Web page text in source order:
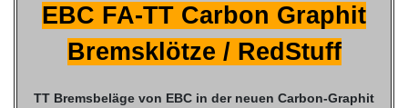
EBC FA-TT Carbon Graphit
Bremsklötze / RedStuff
TT Bremsbeläge von EBC in der neuen Carbon-Graphit